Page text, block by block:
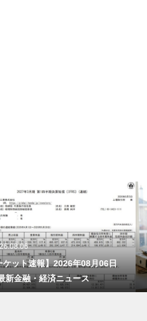
2026.08.05
マイクロソフトが「作業を録画するだ
け」のアプリを無料で配り始めました
― 日本の職場に残った手作業は、これ